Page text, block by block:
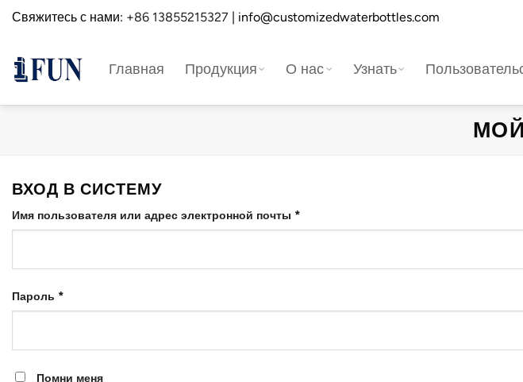
Перейти
Свяжитесь с нами: +86 13855215327 | info@customizedwaterbottles.com
Главная Продукция О нас Узнать
ВХОД В СИСТЕМУ
Имя пользователя или адрес электронной почты *Требуется
Пароль *Требуется
Помни меня